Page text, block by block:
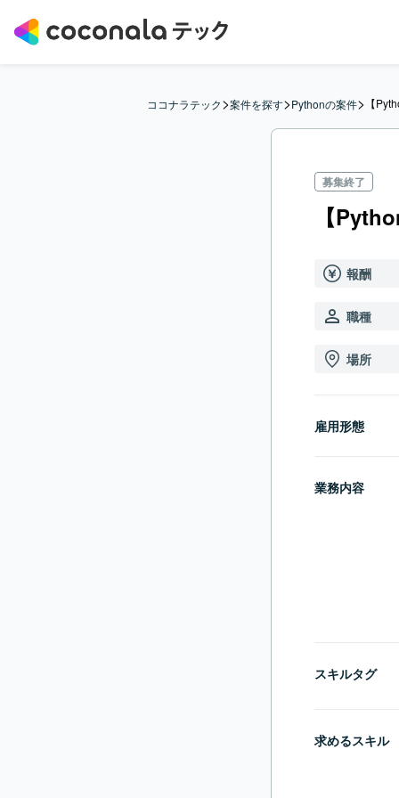
ココナラテック>案件を探す>Pythonの案件> 【
募集終了
【
報酬
職種
場所
雇用形態
業務内容
スキルタグ
求めるスキル